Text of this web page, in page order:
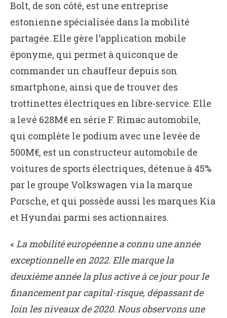
Bolt, de son côté, est une entreprise
estonienne spécialisée dans la mobilité
partagée. Elle gère l’application mobile
éponyme, qui permet à quiconque de
commander un chauffeur depuis son
smartphone, ainsi que de trouver des
trottinettes électriques en libre-service. Elle
a levé 628M€ en série F. Rimac automobile,
qui complète le podium avec une levée de
500M€, est un constructeur automobile de
voitures de sports électriques, détenue à 45%
par le groupe Volkswagen via la marque
Porsche, et qui possède aussi les marques Kia
et Hyundai parmi ses actionnaires.
« La mobilité européenne a connu une année
exceptionnelle en 2022. Elle marque la
deuxième année la plus active à ce jour pour le
financement par capital-risque, dépassant de
loin les niveaux de 2020. Nous observons une